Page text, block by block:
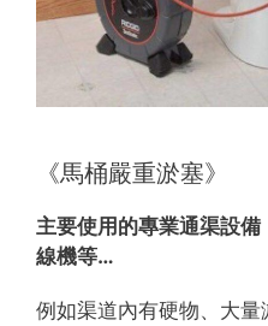
《馬桶嚴重淤塞》
主要使用的專業通渠設備
線機等…
例如渠道內有硬物、大